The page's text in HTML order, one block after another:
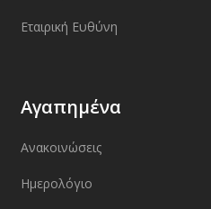
Εταιρική Ευθύνη
Αγαπημένα
Ανακοινώσεις
Ημερολόγιο